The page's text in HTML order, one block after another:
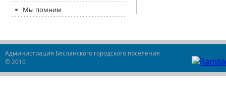
Мы помним
Администрация Бесланского городского поселения
© 2010